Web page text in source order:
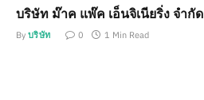
บริษัท ม๊าค แพ๊ค เอ็นจิเนียริ่ง จำกัด
By บริษัท 0 1 Min Read